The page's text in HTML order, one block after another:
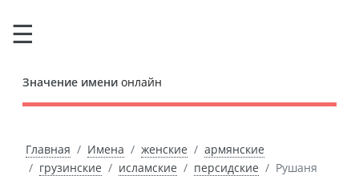
Значение имени онлайн
Главная Имена женские
армянские
грузинские
исламские персидские Рушаня